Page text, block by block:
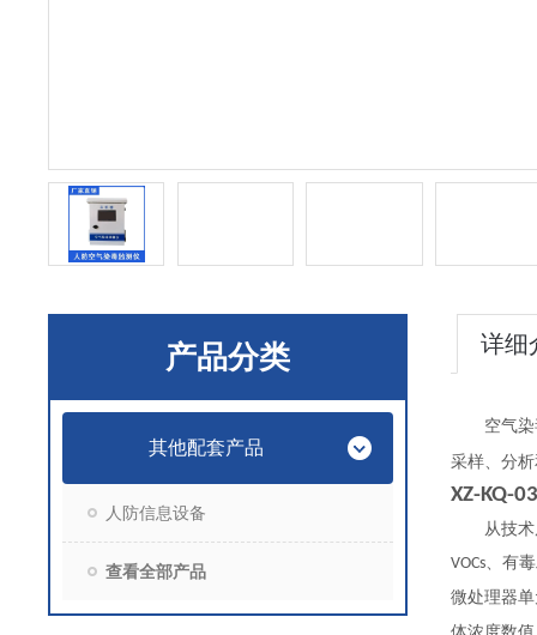
产品分类
其他配套产品
人防信息设备
查看全部产品
详细
空气
采样、分
XZ-KQ-03
从技
VOCs、有
微处理器